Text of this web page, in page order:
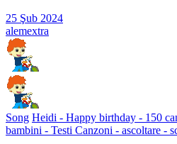
25 Şub 2024
alemextra
Song Heidi - Happy birthday - 150
bambini - Testi Canzoni - ascoltare -